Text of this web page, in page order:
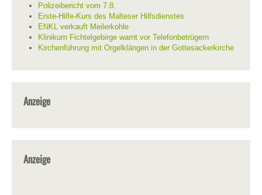
Polizeibericht vom 7.8.
Erste-Hilfe-Kurs des Malteser Hilfsdienstes
ENKL verkauft Meilerkohle
Klinikum Fichtelgebirge warnt vor Telefonbetrügern
Kirchenführung mit Orgelklängen in der Gottesackerkirche
Anzeige
Anzeige